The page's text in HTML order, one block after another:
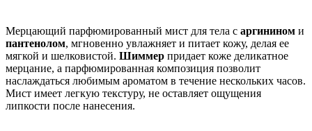
Мерцающий парфюмированный мист для тела с аргинином и
пантенолом, мгновенно увлажняет и питает кожу, делая ее
мягкой и шелковистой. Шиммер придает коже деликатное
мерцание, а парфюмированная композиция позволит
наслаждаться любимым ароматом в течение нескольких часов.
Мист имеет легкую текстуру, не оставляет ощущения
липкости после нанесения.